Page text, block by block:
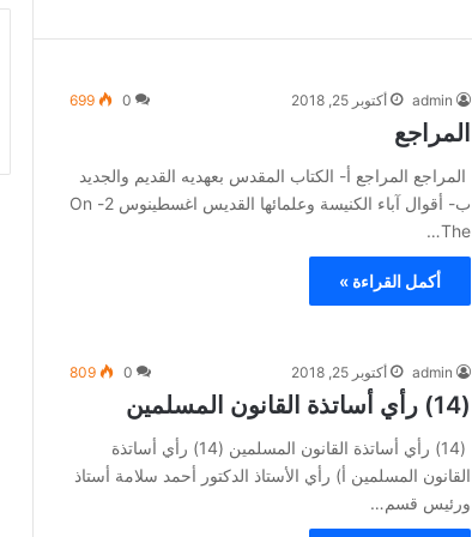
admin أكتوبر 25, 2018 0
699
المراجع
المراجع المراجع أ- الكتاب المقدس بعهديه القديم والجديد
ب- أقوال آباء الكنيسة وعلمائها القديس اغسطينوس 2- On
The…
أكمل القراءة »
admin أكتوبر 25, 2018 0
809
(14) رأي أساتذة القانون المسلمين
(14) رأي أساتذة القانون المسلمين (14) رأي أساتذة
القانون المسلمين أ) رأي الأستاذ الدكتور أحمد سلامة أستاذ
ورئيس قسم…